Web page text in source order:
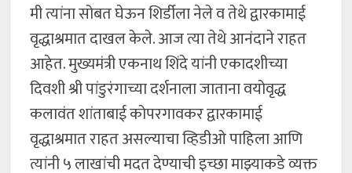
मी त्यांना सोबत घेऊन शिर्डीला नेले व तेथे द्वारकामाई
वृद्धाश्रमात दाखल केले. आज त्या तेथे आनंदाने राहत
आहेत. मुख्यमंत्री एकनाथ शिंदे यांनी एकादशीच्या
दिवशी श्री पांडुरंगाच्या दर्शनाला जाताना वयोवृद्ध
कलावंत शांताबाई कोपरगावकर द्वारकामाई
वृद्धाश्रमात राहत असल्याचा व्हिडीओ पाहिला आणि
त्यांनी ५ लाखांची मदत देण्याची इच्छा माझ्याकडे व्यक्त